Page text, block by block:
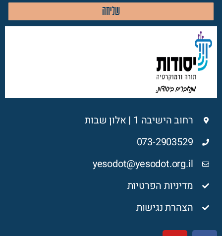
רחוב הישיבה 1 | אלון שבות
073-2903529
yesodot@yesodot.org.il
מדיניות הפרטיות
הצהרת נגישות
שליחה